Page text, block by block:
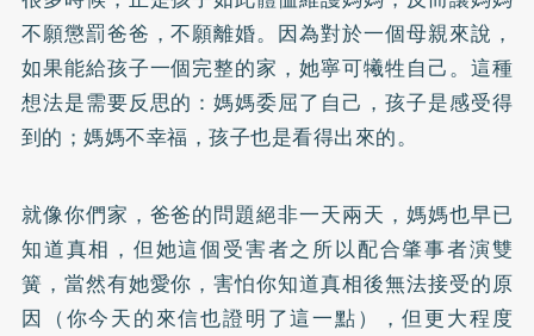
不願懲罰爸爸，不願離婚。因為對於一個母親來說，
如果能給孩子一個完整的家，她寧可犧牲自己。這種
想法是需要反思的：媽媽委屈了自己，孩子是感受得
到的；媽媽不幸福，孩子也是看得出來的。
就像你們家，爸爸的問題絕非一天兩天，媽媽也早已
知道真相，但她這個受害者之所以配合肇事者演雙
簧，當然有她愛你，害怕你知道真相後無法接受的原
因（你今天的來信也證明了這一點），但更大程度